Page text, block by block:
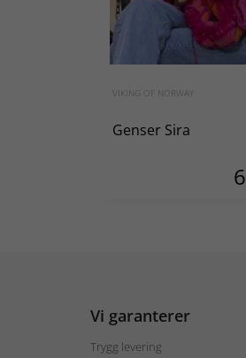
VIKING OF NORWAY
Genser Sira
Vi garanterer
Trygg levering